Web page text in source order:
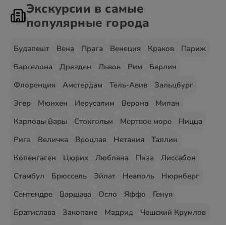
Экскурсии в самые
популярные города
Будапешт Вена Прага Венеция Краков
Париж
Барселона
Дрезден Львов Рим
Берлин
Флоренция
Амстердам Тель-Авив
Зальцбург
Эгер
Мюнхен Иерусалим Верона
Милан
Карловы Вары
Стокгольм Мертвое море
Ницца
Рига
Величка Вроцлав Нетания
Таллин
Копенгаген
Цюрих Любляна Пиза
Лиссабон
Стамбул
Брюссель Эйлат Неаполь
Нюрнберг
Сентендре
Варшава Осло Яффо
Генуя
Братислава
Закопане Мадрид
Чешский Крумлов